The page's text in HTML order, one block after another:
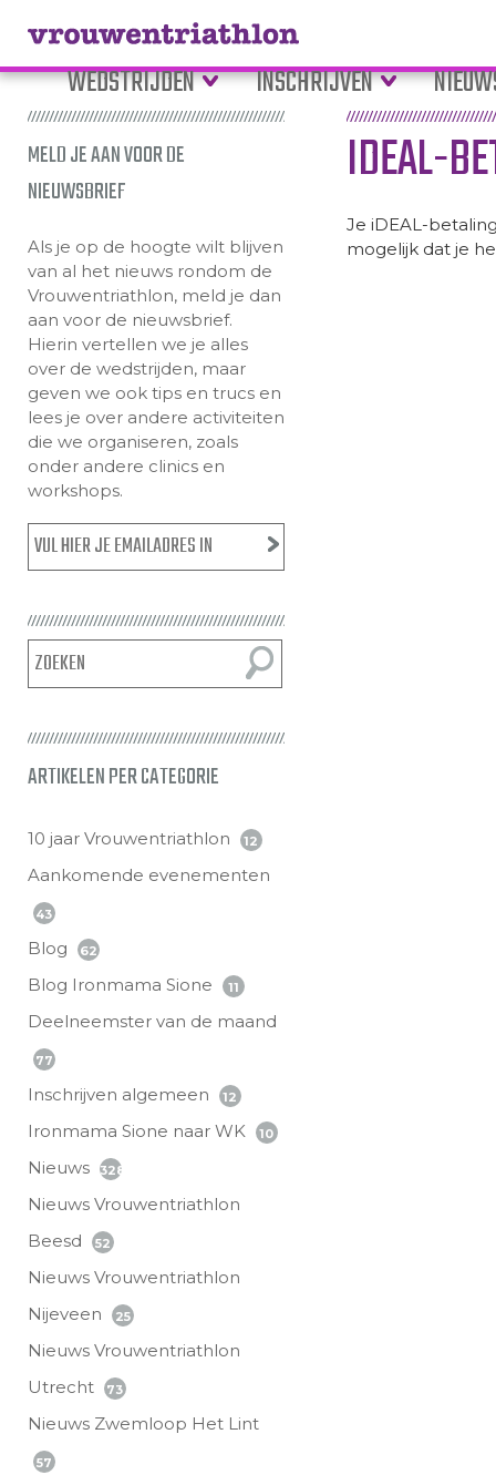
WEDSTRIJDEN INSCHRIJVEN
MELD JE AAN VOOR DE
NIEUWSBRIEF
Als je op de hoogte wilt blijven
van al het nieuws rondom de
Vrouwentriathlon, meld je dan
aan voor de nieuwsbrief.
Hierin vertellen we je alles
over de wedstrijden, maar
geven we ook tips en trucs en
lees je over andere activiteiten
die we organiseren, zoals
onder andere clinics en
workshops.
ARTIKELEN PER CATEGORIE
10 jaar Vrouwentriathlon 12
Aankomende evenementen
43
Blog 62
Blog Ironmama Sione 11
Deelneemster van de maand
77
Inschrijven algemeen 12
Ironmama Sione naar WK 10
Nieuws 328
Nieuws Vrouwentriathlon
Beesd
52
Nieuws Vrouwentriathlon
Nijeveen
25
Nieuws Vrouwentriathlon
Utrecht
73
Nieuws Zwemloop Het Lint
57
IDEAL-
Je iDEAL-
mogelijk dat je